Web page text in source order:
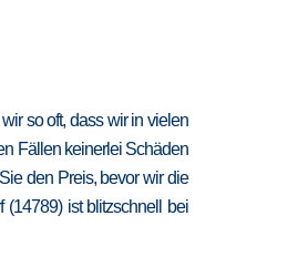
so oft, dass wir in vielen
Fällen keinerlei Schäden
den Preis, bevor wir die
ist blitzschnell bei